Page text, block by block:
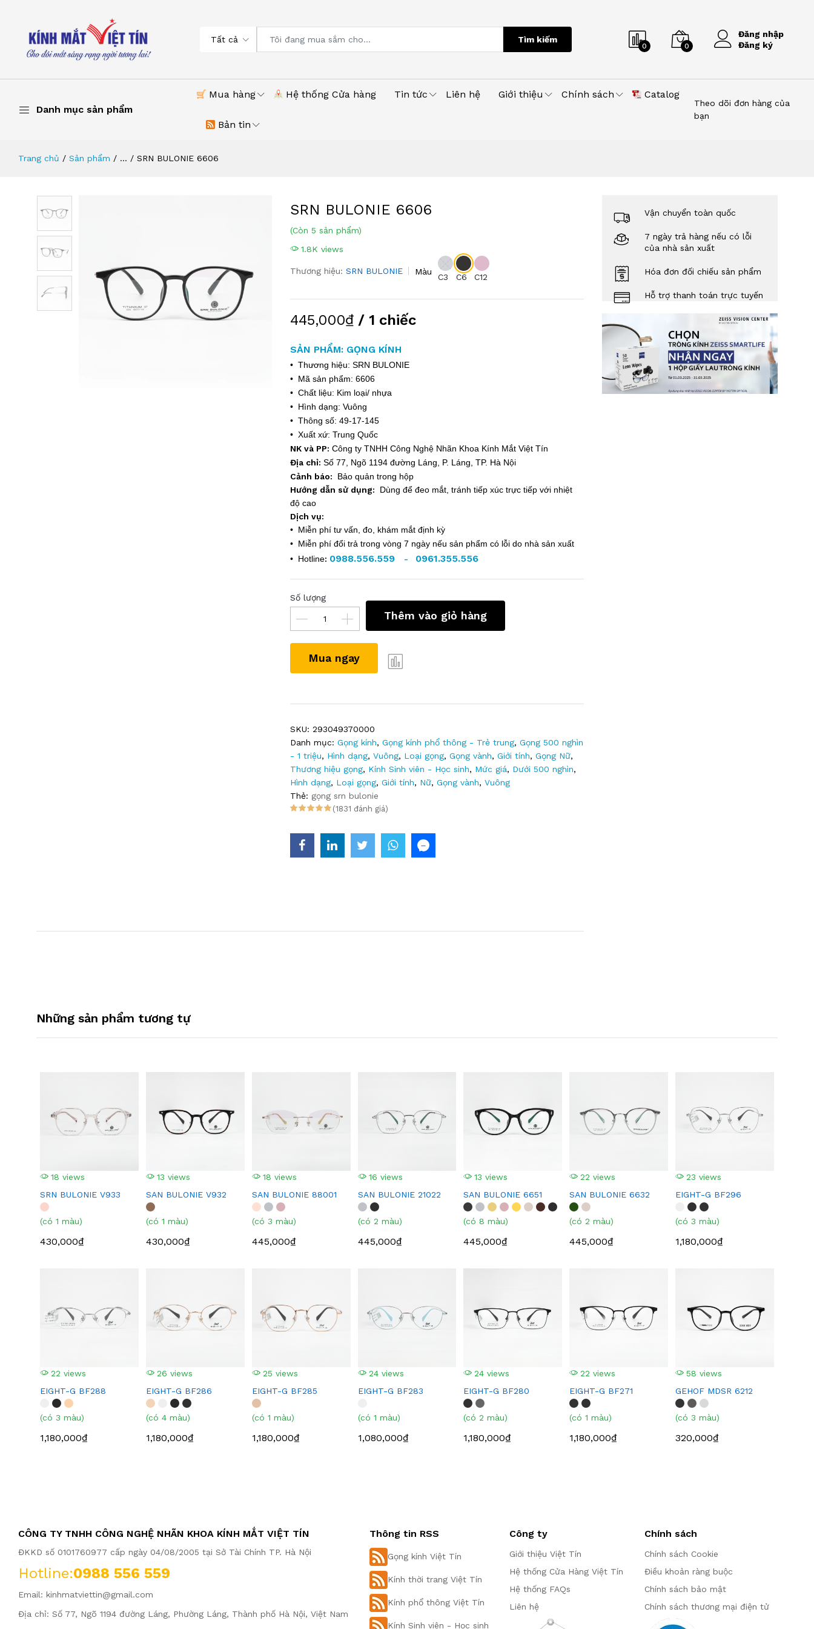
Tất cả Tìm kiếm
0 0
Đăng nhập
Đăng ký
Danh mục sản phẩm
Mua hàng Hệ thống Cửa hàng Tin tức Liên hệ Giới thiệu Chính sách Catalog
Bản tin
Theo dõi đơn hàng của
bạn
Trang chủ Sản phẩm ... SRN BULONIE 6606
SRN BULONIE 6606
(Còn 5 sản phẩm)
1.8K views
Thương hiệu: SRN BULONIE Màu
C3 C6 C12
445,000₫/ 1 chiếc
SẢN PHẨM: GỌNG KÍNH
• Thương hiệu: SRN BULONIE
• Mã sản phẩm: 6606
• Chất liệu: Kim loại/ nhựa
• Hình dạng: Vuông
• Thông số: 49-17-145
• Xuất xứ: Trung Quốc
NK và PP: Công ty TNHH Công Nghệ Nhãn Khoa Kính Mắt Việt Tín
Địa chỉ: Số 77, Ngõ 1194 đường Láng, P. Láng, TP. Hà Nội
Cảnh báo: Bảo quản trong hộp
Hướng dẫn sử dụng: Dùng để đeo mắt, tránh tiếp xúc trực tiếp với nhiệt
độ cao
Dịch vụ:
• Miễn phí tư vấn, đo, khám mắt định kỳ
• Miễn phí đổi trả trong vòng 7 ngày nếu sản phẩm có lỗi do nhà sản xuất
• Hotline: 0988.556.559 - 0961.355.556
Số lượng
Thêm vào giỏ hàng
Mua ngay
SKU: 293049370000
Danh mục: Gọng kính, Gọng kính phổ thông - Trẻ trung, Gọng 500 nghìn
- 1 triệu, Hình dạng, Vuông, Loại gọng, Gọng vành, Giới tính, Gọng Nữ,
Thương hiệu gọng, Kính Sinh viên - Học sinh, Mức giá, Dưới 500 nghìn,
Hình dạng, Loại gọng, Giới tính, Nữ, Gọng vành, Vuông
Thẻ: gọng srn bulonie
(1831 đánh giá)
Vận chuyển toàn quốc
7 ngày trả hàng nếu có lỗi
của nhà sản xuất
Hóa đơn đối chiếu sản phẩm
Hỗ trợ thanh toán trực tuyến
Những sản phẩm tương tự
18 views
SRN BULONIE V933
(có 1 màu)
430,000₫
13 views
SAN BULONIE V932
(có 1 màu)
430,000₫
18 views
SAN BULONIE 88001
(có 3 màu)
445,000₫
16 views
SAN BULONIE 21022
(có 2 màu)
445,000₫
13 views
SAN BULONIE 6651
(có 8 màu)
445,000₫
22 views
SAN BULONIE 6632
(có 2 màu)
445,000₫
23 views
EIGHT-G BF296
(có 3 màu)
1,180,000₫
22 views
EIGHT-G BF288
(có 3 màu)
1,180,000₫
26 views
EIGHT-G BF286
(có 4 màu)
1,180,000₫
25 views
EIGHT-G BF285
(có 1 màu)
1,180,000₫
24 views
EIGHT-G BF283
(có 1 màu)
1,080,000₫
24 views
EIGHT-G BF280
(có 2 màu)
1,180,000₫
22 views
EIGHT-G BF271
(có 1 màu)
1,180,000₫
58 views
GEHOF MDSR 6212
(có 3 màu)
320,000₫
CÔNG TY TNHH CÔNG NGHỆ NHÃN KHOA KÍNH MẮT VIỆT TÍN
ĐKKD số 0101760977 cấp ngày 04/08/2005 tại Sở Tài Chính TP. Hà Nội
Hotline:0988 556 559
Email: kinhmatviettin@gmail.com
Địa chỉ: Số 77, Ngõ 1194 đường Láng, Phường Láng, Thành phố Hà Nội, Việt Nam
Thông tin RSS
Gọng kính Việt Tín
Kính thời trang Việt Tín
Kính phổ thông Việt Tín
Kính Sinh viên - Học sinh
Công ty
Giới thiệu Việt Tín
Hệ thống Cửa Hàng Việt Tín
Hệ thống FAQs
Liên hệ
Chính sách
Chính sách Cookie
Điều khoản ràng buộc
Chính sách bảo mật
Chính sách thương mại điện tử